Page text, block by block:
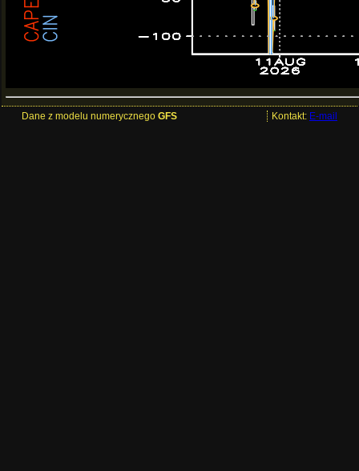
Dane z modelu numerycznego GFS Kontakt: E-mail